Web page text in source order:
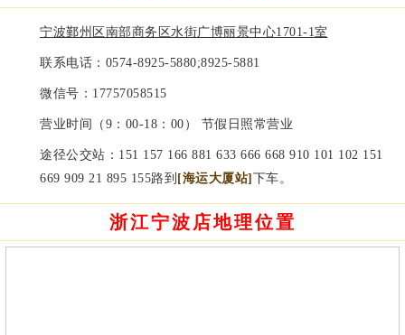
宁波鄞州区南部商务区水街广博丽景中心1701-1室
联系电话： 0574-8925-5880;8925-5881
微信号： 17757058515
营业时间（9：00-18：00） 节假日照常营业
途径公交站：151 157 166 881 633 666 668 910 101 102 151
669 909 21 895 155路到 [海运大厦站]下车。
浙江宁波店地理位置